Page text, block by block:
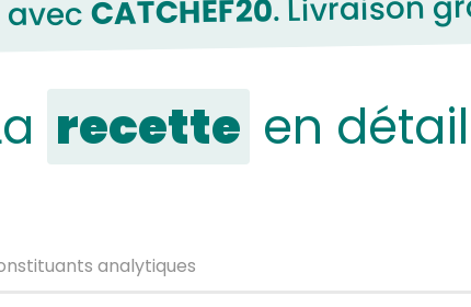
avecCATCHEF20
recette en détail
analytiques